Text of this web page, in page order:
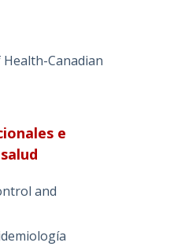
Canadian
e
and